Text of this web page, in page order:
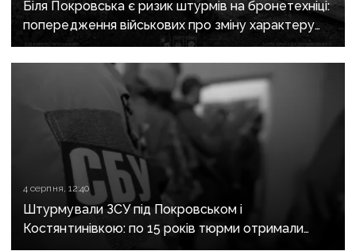
Біля Покровська є ризик штурмів на бронетехніці:
попередження військових про зміну характеру
боїв на напрямку
4 серпня, 12:40
Штурмували ЗСУ під Покровськом і
Костянтинівкою: по 15 років тюрми отримали
десятеро бойовиків, які воювали на боці рф